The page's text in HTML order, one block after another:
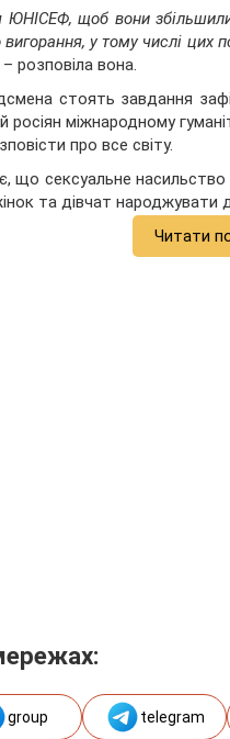
щоб вони
у тому числі цих
– розповіла вона.
стоять завдання
росіян міжнародному
про все світу.
що сексуальне
та дівчат народжувати
Читати
group telegram